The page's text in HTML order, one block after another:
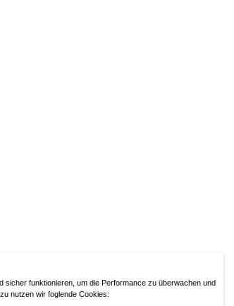
funktionieren, um die Performance zu überwachen und
nutzen wir foglende Cookies: